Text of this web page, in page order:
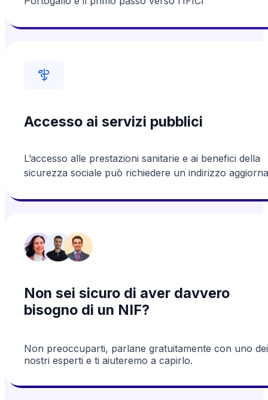
Accesso ai servizi pubblici
L’accesso alle prestazioni sanitarie e ai benefici della
sicurezza sociale può richiedere un indirizzo
Non sei sicuro di aver davvero
bisogno di un NIF?
Non preoccuparti, parlane gratuitamente con uno dei
nostri esperti e ti aiuteremo a capirlo.